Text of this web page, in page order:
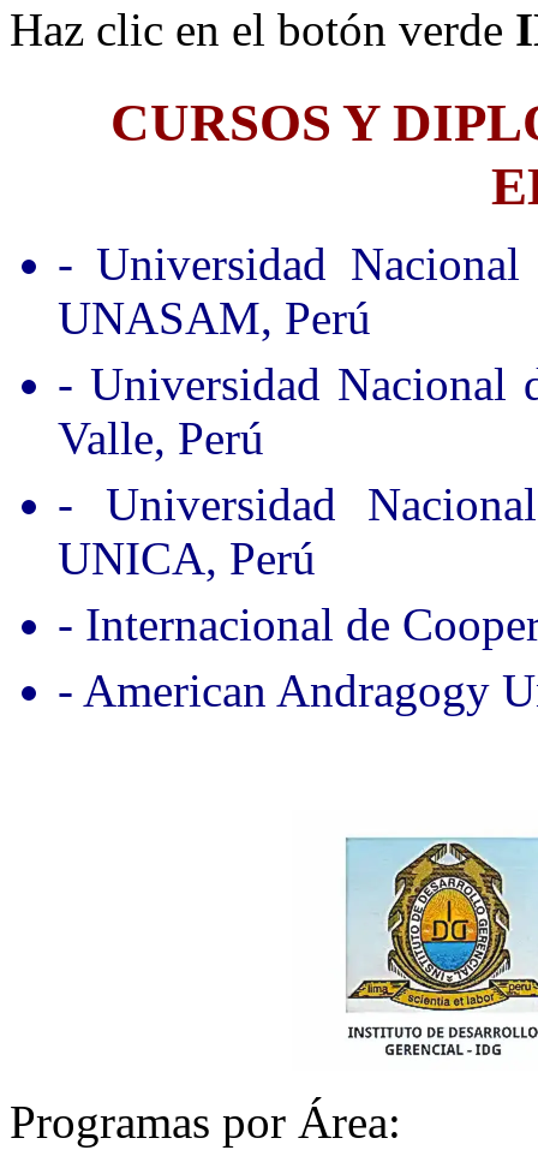
Haz clic en el botón verde
CURSOS Y
- Universidad
UNASAM, Perú
- Universidad Nacional
Valle, Perú
- Universidad
UNICA, Perú
- Internacional de
- American Andragogy
Programas por Área: